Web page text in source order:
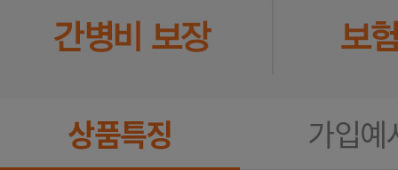
상품특징 가입예